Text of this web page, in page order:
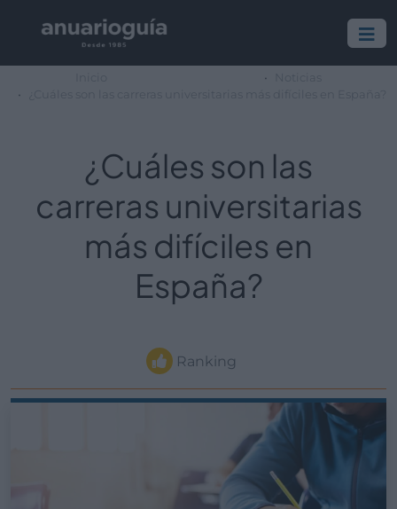
¿Cuáles son las
carreras universitarias
más difíciles en
España?
Ranking